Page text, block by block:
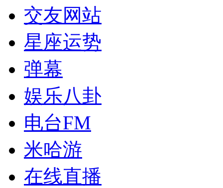
交友网站
星座运势
弹幕
娱乐八卦
电台FM
米哈游
在线直播